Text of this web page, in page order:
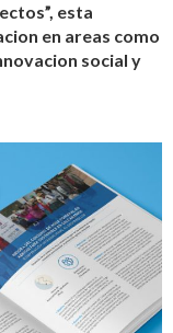
esta
en areas como
social y